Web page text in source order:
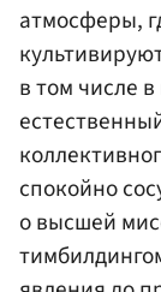
атмосферы,
в том числе
спокойно
о высшей